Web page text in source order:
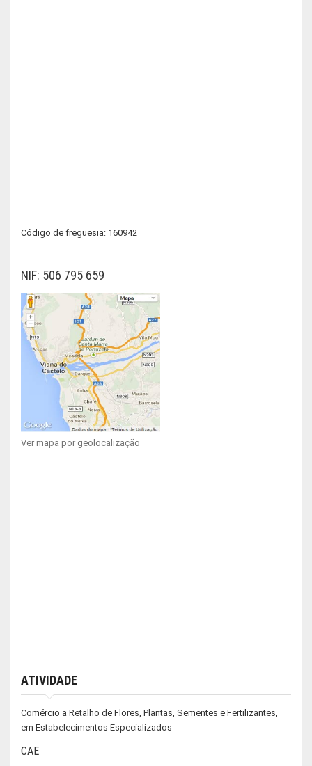
Código de freguesia: 160942
NIF: 506 795 659
Ver mapa por geolocalização
ATIVIDADE
Comércio a Retalho de Flores, Plantas, Sementes e Fertilizantes,
em Estabelecimentos Especializados
CAE